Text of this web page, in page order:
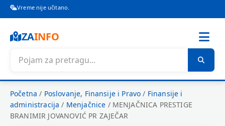
Vreme nije učitano.
ZAINFO
Početna / Poslovanje, Finansije i Pravo / Finansije i
administracija / Menjačnice / MENJAČNICA PRESTIGE
BRANIMIR JOVANOVIĆ PR ZAJEČAR